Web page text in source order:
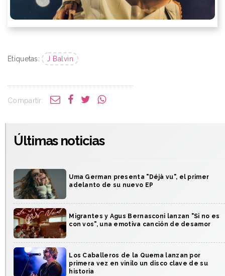
Etiquetas: J Balvin
Compartir:
Últimas noticias
Uma German presenta "Déjà vu", el primer
adelanto de su nuevo EP
Migrantes y Agus Bernasconi lanzan "Si no es
con vos", una emotiva canción de desamor
Los Caballeros de la Quema lanzan por
primera vez en vinilo un disco clave de su
historia